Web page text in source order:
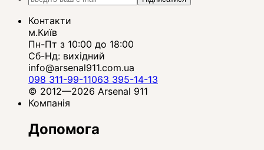
Контакти
м.Київ
Пн-Пт з 10:00 до 18:00
Сб-Нд: вихідний
info@arsenal911.com.ua
098 311-99-11063 395-14-13
© 2012—2026 Arsenal 911
Компанія
Допомога